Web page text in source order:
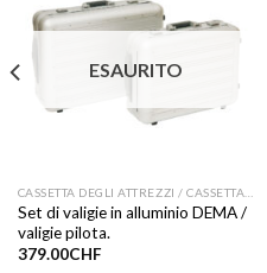
ESAURITO
Set di valigie in alluminio DEMA /
valigie pilota.
379.00CHF